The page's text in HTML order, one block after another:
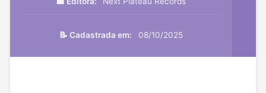
📝 Cadastrada em: 08/10/2025